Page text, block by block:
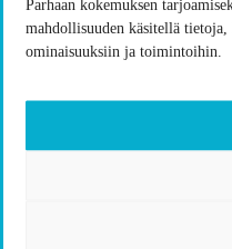
Parhaan kokemuksen
mahdollisuuden käsitellä
ominaisuuksiin ja toimintoihin.